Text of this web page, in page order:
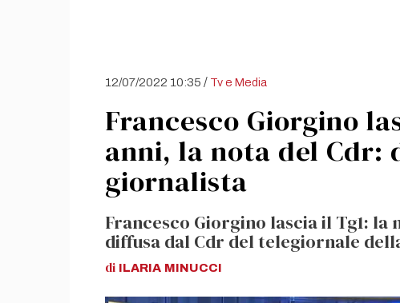
12/07/2022 10:35 / Tv e Media
Francesco Giorgino
anni, la nota del Cdr:
giornalista
Francesco Giorgino lascia il Tg1:
diffusa dal Cdr del telegiornale
di ILARIA MINUCCI